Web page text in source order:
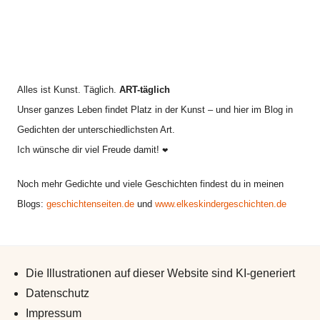
Alles ist Kunst. Täglich. ART-täglich
Unser ganzes Leben findet Platz in der Kunst – und hier im Blog in
Gedichten der unterschiedlichsten Art.
Ich wünsche dir viel Freude damit! ❤
Noch mehr Gedichte und viele Geschichten findest du in meinen
Blogs: geschichtenseiten.de und www.elkeskindergeschichten.de
Die Illustrationen auf dieser Website sind KI-generiert
Datenschutz
Impressum